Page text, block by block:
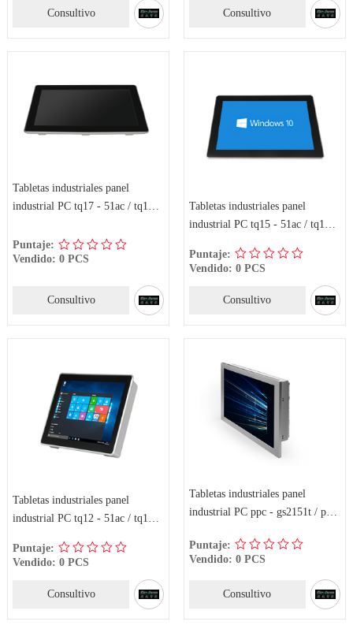
Consultivo Consultivo
Tabletas industriales panel
industrial PC tq17 - 51ac / tq17 -
Puntaje:
Vendido: 0 PCS
Consultivo
Tabletas industriales panel
industrial PC tq15 - 51ac / tq15 -
Puntaje:
Vendido: 0 PCS
Consultivo
Tabletas industriales panel
industrial PC tq12 - 51ac / tq12 -
Puntaje:
Vendido: 0 PCS
Consultivo
Tabletas industriales panel
industrial PC ppc - gs2151t / ppc
Puntaje:
Vendido: 0 PCS
Consultivo